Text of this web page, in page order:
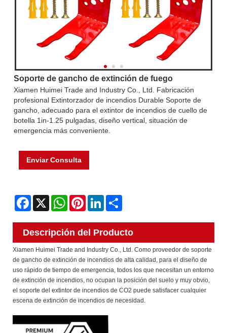
Soporte de gancho de extinción de fuego
Xiamen Huimei Trade and Industry Co., Ltd. Fabricación
profesional Extintorzador de incendios Durable Soporte de
gancho, adecuado para el extintor de incendios de cuello de
botella 1in-1.25 pulgadas, diseño vertical, situación de
emergencia más conveniente.
Enviar Consulta
Facebook
X WhatsAppPinterestLinkedIn
Descripción del Producto
Xiamen Huimei Trade and Industry Co., Ltd. Como proveedor de soporte
de gancho de extinción de incendios de alta calidad, para el diseño de
uso rápido de tiempo de emergencia, todos los que necesitan un entorno
de extinción de incendios, no ocupan la posición del suelo y muy obvio,
el soporte del extintor de incendios de CO2 puede satisfacer cualquier
escena de extinción de incendios de necesidad.